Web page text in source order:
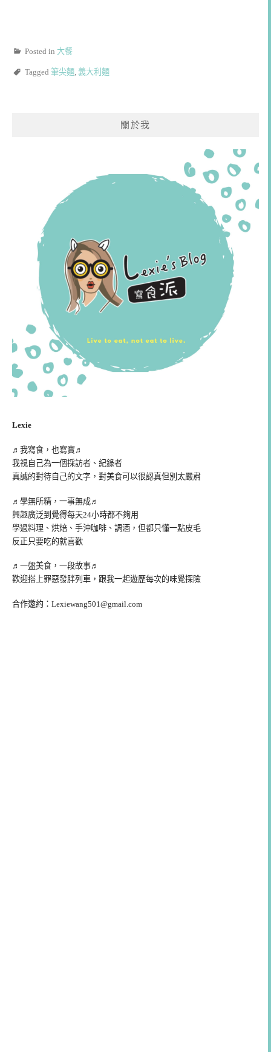
Posted in 大餐
Tagged 筆尖麵, 義大利麵
關於我
Lexie
♬我寫食，也寫實♬
我視自己為一個採訪者、紀錄者
真誠的對待自己的文字，對美食可以很認真但別太嚴肅
♬學無所精，一事無成♬
興趣廣泛到覺得每天24小時都不夠用
學過料理、烘焙、手沖咖啡、調酒，但都只懂一點皮毛
反正只要吃的就喜歡
♬一盤美食，一段故事♬
歡迎搭上罪惡發胖列車，跟我一起遊歷每次的味覺探險
合作邀約： Lexiewang501@gmail.com